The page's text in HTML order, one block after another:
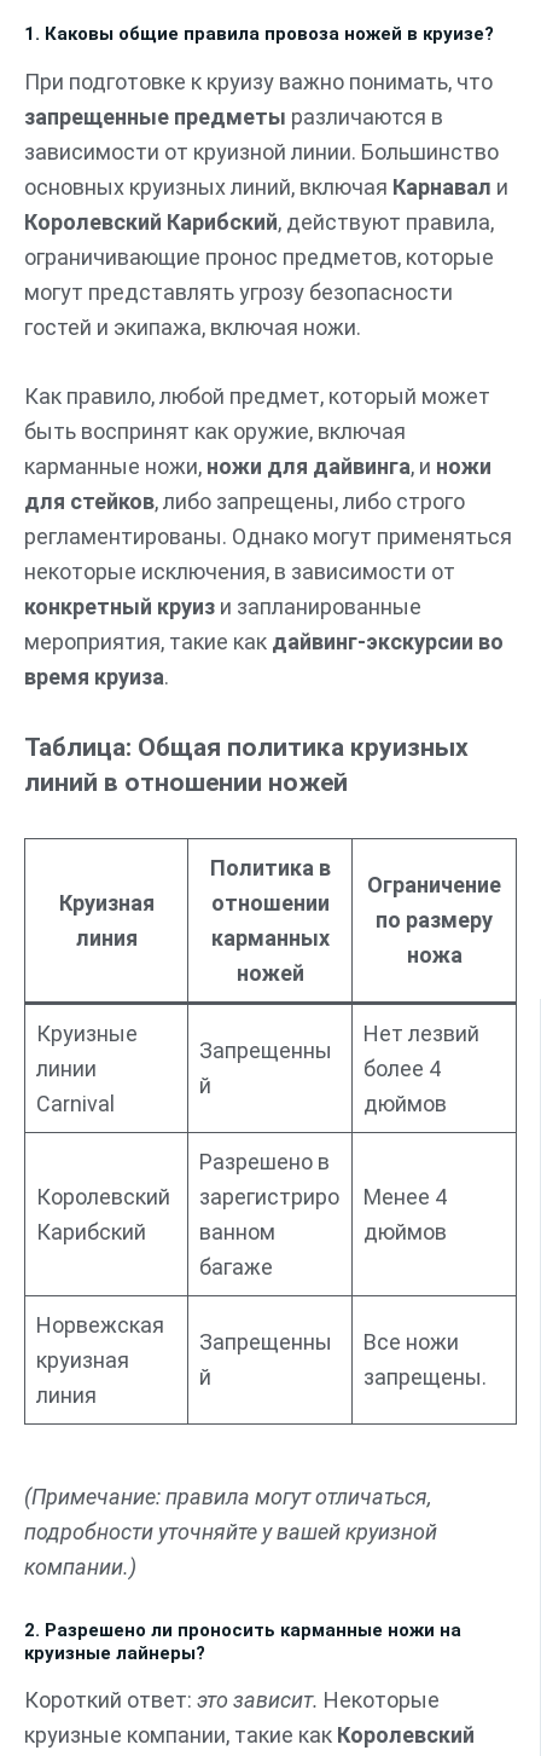
1. Каковы общие правила провоза ножей в круизе?
При подготовке к круизу важно понимать, что
запрещенные предметы различаются в
зависимости от круизной линии. Большинство
основных круизных линий, включая Карнавал и
Королевский Карибский, действуют правила,
ограничивающие пронос предметов, которые
могут представлять угрозу безопасности
гостей и экипажа, включая ножи.
Как правило, любой предмет, который может
быть воспринят как оружие, включая
карманные ножи, ножи для дайвинга, и ножи
для стейков, либо запрещены, либо строго
регламентированы. Однако могут применяться
некоторые исключения, в зависимости от
конкретный круиз и запланированные
мероприятия, такие как дайвинг-экскурсии во
время круиза.
Таблица: Общая политика круизных
линий в отношении ножей
Круизная
линия
Политика в
отношении
карманных
ножей
Ограничение
по размеру
ножа
Круизные
линии
Carnival
Запрещенны
й
Нет лезвий
более 4
дюймов
Королевский
Карибский
Разрешено в
зарегистриро
ванном
багаже
Менее 4
дюймов
Норвежская
круизная
линия
Запрещенны
й
Все ножи
запрещены.
(Примечание: правила могут отличаться,
подробности уточняйте у вашей круизной
компании.)
2. Разрешено ли проносить карманные ножи на
круизные лайнеры?
Короткий ответ: это зависит. Некоторые
круизные компании, такие как Королевский